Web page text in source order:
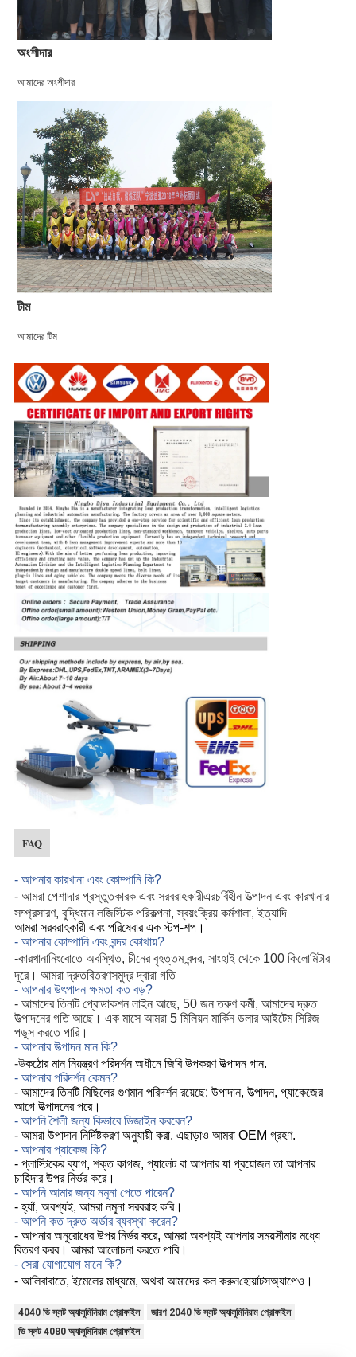
অংশীদার
আমাদের অংশীদার
টীম
আমাদের টিম
FAQ
- আপনার কারখানা এবং কোম্পানি কি?
- আমরা পেশাদার প্রস্তুতকারক এবং সরবরাহকারীএরচর্বিহীন উত্পাদন এবং কারখানার
সম্প্রসারণ, বুদ্ধিমান লজিস্টিক পরিকল্পনা, স্বয়ংক্রিয় কর্মশালা, ইত্যাদি
আমরা সরবরাহকারী এবং পরিষেবার এক স্টপ-শপ।
- আপনার কোম্পানি এবং বন্দর কোথায়?
-কারখানানিংবোতে অবস্থিত, চীনের বৃহত্তম বন্দর, সাংহাই থেকে 100 কিলোমিটার
দূরে। আমরা দ্রুতবিতরণসমুদ্র দ্বারা গতি
- আপনার উৎপাদন ক্ষমতা কত বড়?
- আমাদের তিনটি প্রোডাকশন লাইন আছে, 50 জন তরুণ কর্মী, আমাদের দ্রুত
উত্পাদনের গতি আছে। এক মাসে আমরা 5 মিলিয়ন মার্কিন ডলার আইটেম সিরিজ
পডুস করতে পারি।
- আপনার উত্পাদন মান কি?
-উকঠোর মান নিয়ন্ত্রণ পরিদর্শন অধীনে জিবি উপকরণ উত্পাদন গান.
- আপনার পরিদর্শন কেমন?
- আমাদের তিনটি মিছিলের গুণমান পরিদর্শন রয়েছে: উপাদান, উত্পাদন, প্যাকেজের
আগে উত্পাদনের পরে।
- আপনি শৈলী জন্য কিভাবে ডিজাইন করবেন?
- আমরা উপাদান নির্দিষ্টকরণ অনুযায়ী করা. এছাড়াও আমরা OEM গ্রহণ.
- আপনার প্যাকেজ কি?
- প্লাস্টিকের ব্যাগ, শক্ত কাগজ, প্যালেট বা আপনার যা প্রয়োজন তা আপনার
চাহিদার উপর নির্ভর করে।
- আপনি আমার জন্য নমুনা পেতে পারেন?
- হ্যাঁ, অবশ্যই, আমরা নমুনা সরবরাহ করি।
- আপনি কত দ্রুত অর্ডার ব্যবস্থা করেন?
- আপনার অনুরোধের উপর নির্ভর করে, আমরা অবশ্যই আপনার সময়সীমার মধ্যে
বিতরণ করব। আমরা আলোচনা করতে পারি।
- সেরা যোগাযোগ মানে কি?
- আলিবাবাতে, ইমেলের মাধ্যমে, অথবা আমাদের কল করুনহোয়াটসঅ্যাপেও।
4040 ভি স্লট অ্যালুমিনিয়াম প্রোফাইল
জারণ 2040 ভি স্লট অ্যালুমিনিয়াম প্রোফাইল
ভি স্লট 4080 অ্যালুমিনিয়াম প্রোফাইল